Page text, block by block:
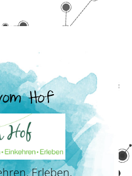
Hof
Erleben,